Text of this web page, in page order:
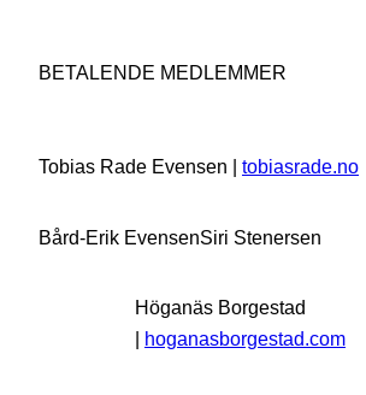
BETALENDE MEDLEMMER
Tobias Rade Evensen | tobiasrade.no
Bård-Erik EvensenSiri Stenersen
Höganäs Borgestad
| hoganasborgestad.com